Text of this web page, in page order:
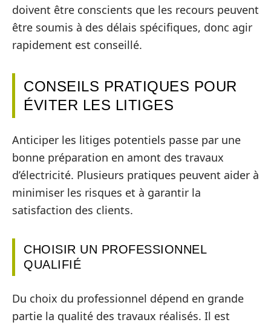
doivent être conscients que les recours peuvent
être soumis à des délais spécifiques, donc agir
rapidement est conseillé.
CONSEILS PRATIQUES POUR
ÉVITER LES LITIGES
Anticiper les litiges potentiels passe par une
bonne préparation en amont des travaux
d’électricité. Plusieurs pratiques peuvent aider à
minimiser les risques et à garantir la
satisfaction des clients.
CHOISIR UN PROFESSIONNEL
QUALIFIÉ
Du choix du professionnel dépend en grande
partie la qualité des travaux réalisés. Il est